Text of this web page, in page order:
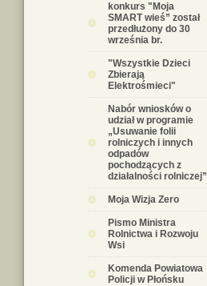
konkurs "Moja
SMART wieś” został
przedłużony do 30
września br.
"Wszystkie Dzieci
Zbierają
Elektrośmieci"
Nabór wniosków o
udział w programie
„Usuwanie folii
rolniczych i innych
odpadów
pochodzących z
działalności rolniczej”
Moja Wizja Zero
Pismo Ministra
Rolnictwa i Rozwoju
Wsi
Komenda Powiatowa
Policji w Płońsku